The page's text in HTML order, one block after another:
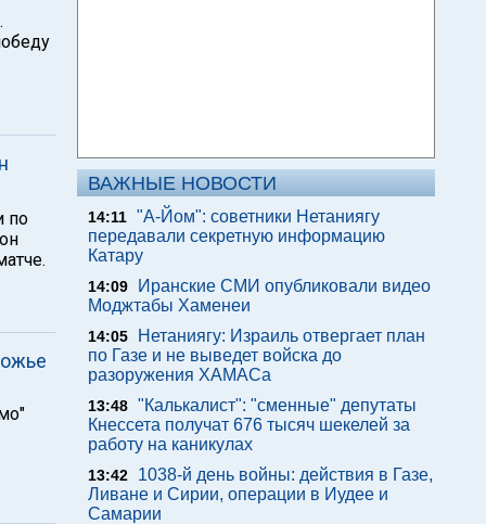
по
ВАЖНЫЕ НОВОСТИ
14:11 "А-Йом": советники Нетаниягу
передавали секретную информацию
Катару
14:09
Иранские СМИ опубликовали видео
Моджтабы Хаменеи
14:05
Нетаниягу: Израиль отвергает план
по Газе и не выведет войска до
разоружения ХАМАСа
13:48 "Калькалист": "сменные" депутаты
Кнессета получат 676 тысяч шекелей за
работу на каникулах
13:42
1038-й день войны: действия в Газе,
Ливане и Сирии, операции в Иудее и
Самарии